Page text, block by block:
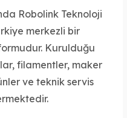
Robolink Teknoloji
merkezli bir
Kurulduğu
filamentler, maker
ve teknik servis